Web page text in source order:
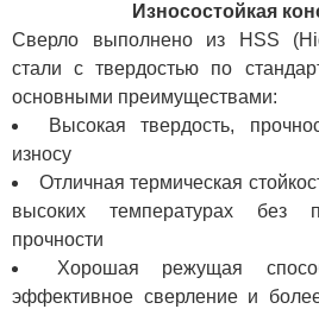
Износостойкая
Сверло выполнено из HSS
стали с твердостью по
основными преимуществами:
Высокая твердость,
износу
Отличная термическая
высоких температурах без
прочности
Хорошая режущая
эффективное сверление и